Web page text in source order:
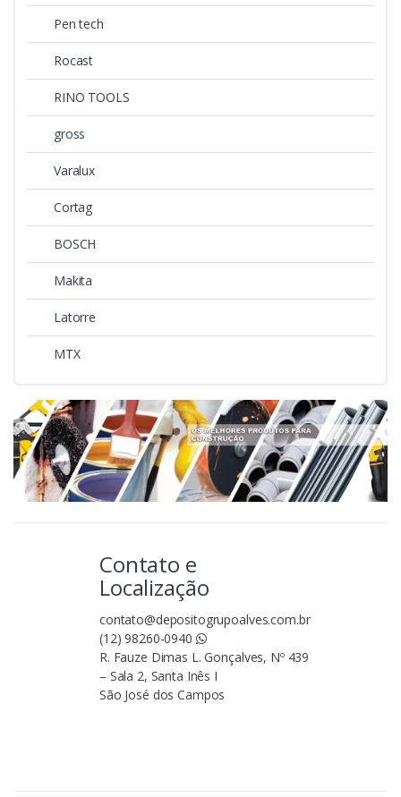
Pen tech
Rocast
RINO TOOLS
gross
Varalux
Cortag
BOSCH
Makita
Latorre
MTX
Contato e
Localização
contato@depositogrupoalves.com.br
(12) 98260-0940
R. Fauze Dimas L. Gonçalves, Nº 439
– Sala 2, Santa Inês I
São José dos Campos